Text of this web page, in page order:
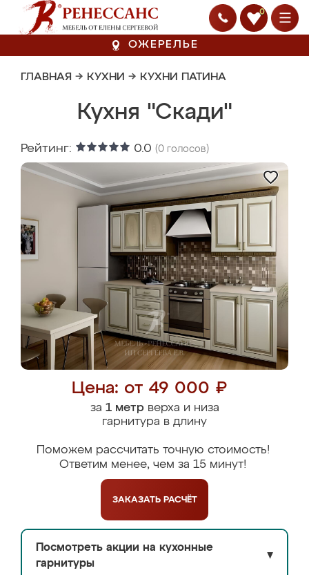
0
ОЖЕРЕЛЬЕ
ГЛАВНАЯ → КУХНИ → КУХНИ ПАТИНА
Кухня "Скади"
Рейтинг: 0.0 (0 голосов)
Цена: от 49 000 ₽
за 1 метрверха и низа
гарнитура в длину
Поможем рассчитать точную стоимость!
Ответим менее, чем за 15 минут!
ЗАКАЗАТЬ РАСЧЁТ
Посмотреть акции на кухонные
гарнитуры
▼